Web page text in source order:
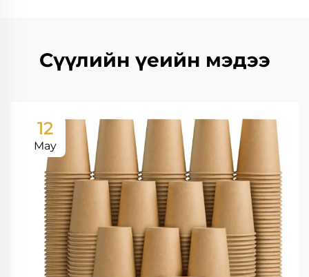
Сүүлийн үеийн мэдээ
12
May